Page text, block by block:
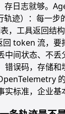
存日志就够。
迹）：每一步
，工具返回结
token 流，要
中间状态、不
误码，存储和
标准，企业基